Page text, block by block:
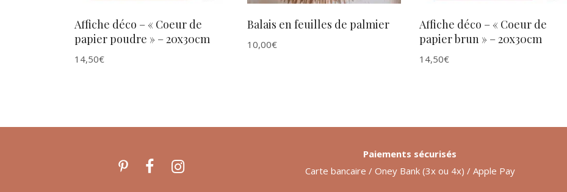
Affiche déco – « Coeur de
papier poudre » – 20x30cm
14,50€
Balais en feuilles de palmier
10,00€
Affiche déco – « Coeur de
papier brun » – 20x30cm
14,50€
Paiements sécurisés
Carte bancaire / Oney Bank (3x ou 4x) / Apple Pay